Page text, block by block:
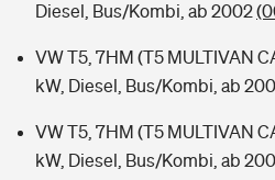
Diesel, Bus/Kombi, ab 2002
VW T5, 7HM (T5 MULTIVAN
kW, Diesel, Bus/Kombi, ab
VW T5, 7HM (T5 MULTIVAN
kW, Diesel, Bus/Kombi, ab